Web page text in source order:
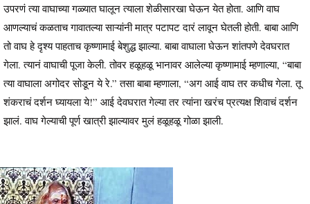
उपरणं त्या वाघाच्या गळ्यात घालून त्याला शेळीसारखा घेऊन येत होता. आणि वाघ
आणल्याचं कळताच गावातल्या साऱ्यांनी मात्र पटापट दारं लावून घेतली होती. बाबा आणि
तो वाघ हे दृश्य पाहताच कृष्णामाई बेशुद्ध झाल्या. बाबा वाघाला घेऊन शांतपणे देवघरात
गेला. त्यानं वाघाची पूजा केली. तोवर हळूहळू भानावर आलेल्या कृष्णामाई म्हणाल्या, “बाबा
त्या वाघाला अगोदर सोडून ये रे.” तसा बाबा म्हणाला, “अग आई वाघ तर कधीच गेला. तू
शंकराचं दर्शन घ्यायला ये!” आई देवघरात गेल्या तर त्यांना खरंच प्रत्यक्ष शिवाचं दर्शन
झालं. वाघ गेल्याची पूर्ण खात्री झाल्यावर मुलं हळूहळू गोळा झाली.